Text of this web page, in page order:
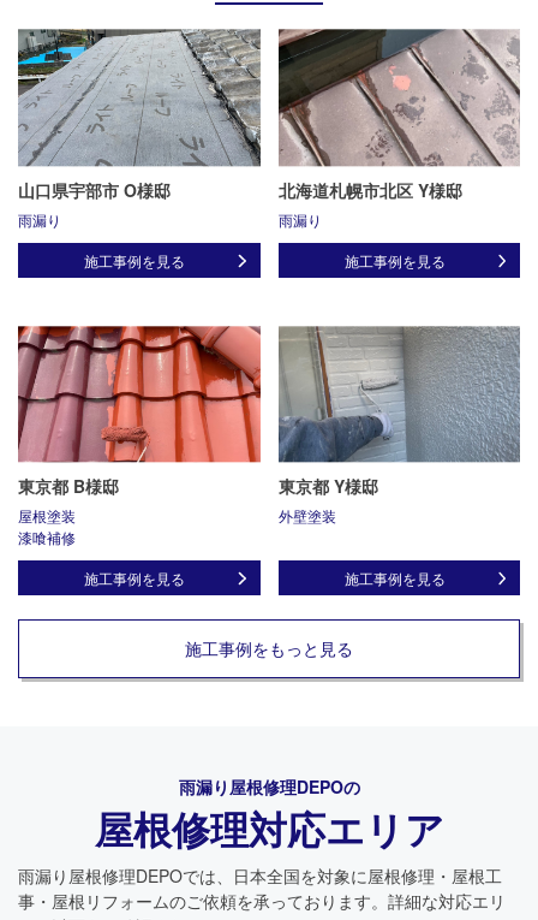
山口県宇部市 O様邸
雨漏り
施工事例を見る
北海道札幌市北区 Y様邸
雨漏り
施工事例を見る
東京都 B様邸
屋根塗装
漆喰補修
施工事例を見る
東京都 Y様邸
外壁塗装
施工事例を見る
施工事例をもっと見る
雨漏り屋根修理DEPOの
屋根修理対応エリア
雨漏り屋根修理DEPOでは、日本全国を対象に屋根修理・屋根工
事・屋根リフォームのご依頼を承っております。詳細な対応エリ